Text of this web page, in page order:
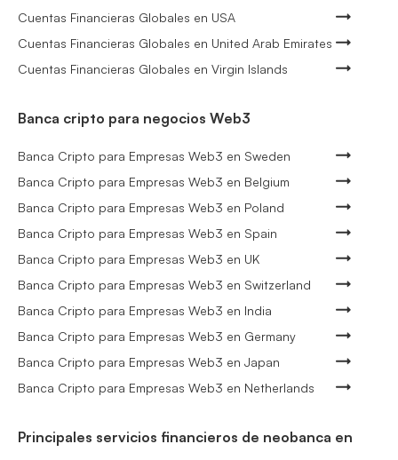
Cuentas Financieras Globales en USA
Cuentas Financieras Globales en United Arab Emirates
Cuentas Financieras Globales en Virgin Islands
Banca cripto para negocios Web3
Banca Cripto para Empresas Web3 en Sweden
Banca Cripto para Empresas Web3 en Belgium
Banca Cripto para Empresas Web3 en Poland
Banca Cripto para Empresas Web3 en Spain
Banca Cripto para Empresas Web3 en UK
Banca Cripto para Empresas Web3 en Switzerland
Banca Cripto para Empresas Web3 en India
Banca Cripto para Empresas Web3 en Germany
Banca Cripto para Empresas Web3 en Japan
Banca Cripto para Empresas Web3 en Netherlands
Principales servicios financieros de neobanca en